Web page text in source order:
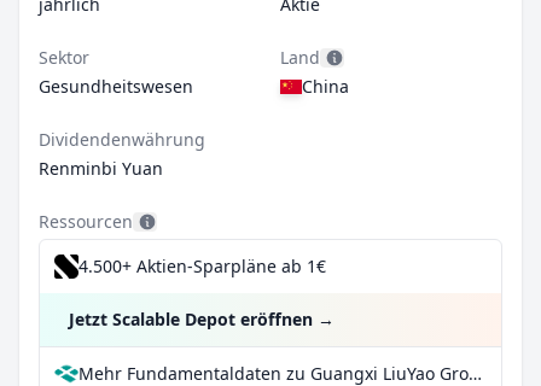
Sektor
Gesundheitswesen
Land
China
Dividendenwährung
Renminbi Yuan
Ressourcen
4.500+ Aktien-Sparpläne ab 1€
Jetzt Scalable Depot eröffnen →
Mehr Fundamentaldaten zu Guangxi LiuYao Group Co Ltd Class A bei Parqet